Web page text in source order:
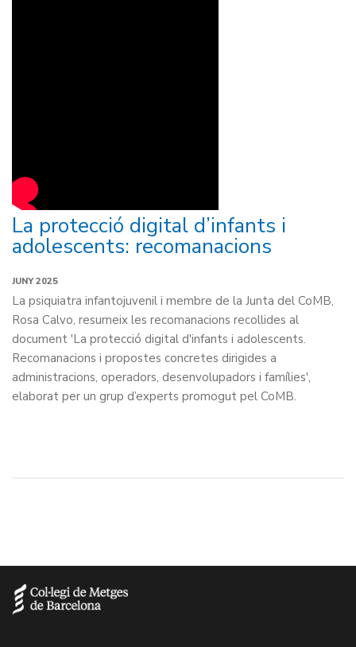
La protecció digital d’infants i
adolescents: recomanacions
JUNY 2025
La psiquiatra infantojuvenil i membre de la Junta del CoMB,
Rosa Calvo, resumeix les recomanacions recollides al
document 'La protecció digital d'infants i adolescents.
Recomanacions i propostes concretes dirigides a
administracions, operadors, desenvolupadors i famílies',
elaborat per un grup d’experts promogut pel CoMB.